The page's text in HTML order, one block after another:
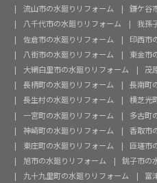
流山市の水廻りリフォーム
鎌ケ谷
八千代市の水廻りリフォーム
我孫
佐倉市の水廻りリフォーム
印西市
八街市の水廻りリフォーム
東金市
大網白里市の水廻りリフォーム
茂
長柄町の水廻りリフォーム
長南町
長生村の水廻りリフォーム
横芝光
一宮町の水廻りリフォーム
多古町
神崎町の水廻りリフォーム
香取市
東庄町の水廻りリフォーム
匝瑳市
旭市の水廻りリフォーム
銚子市の
九十九里町の水廻りリフォーム
富